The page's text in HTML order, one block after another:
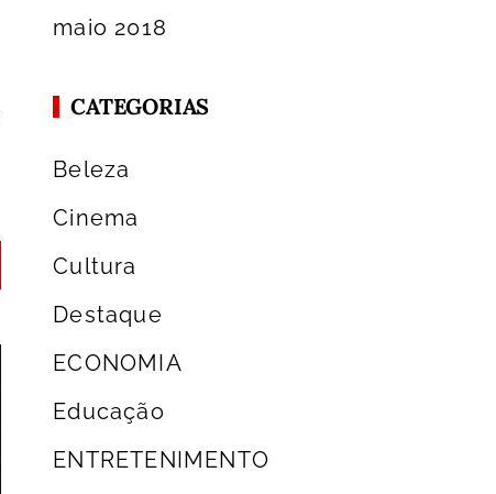
maio 2018
CATEGORIAS
Beleza
Cinema
Cultura
Destaque
ECONOMIA
Educação
ENTRETENIMENTO